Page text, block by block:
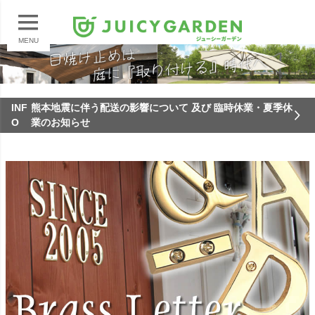
MENU
INF
O
熊本地震に伴う配送の影響について 及び 臨時休業・夏季休
業のお知らせ